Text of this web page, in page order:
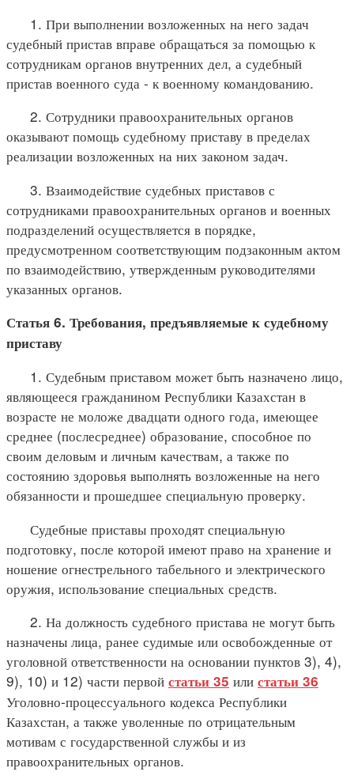
1. При выполнении возложенных на него задач
судебный пристав вправе обращаться за помощью к
сотрудникам органов внутренних дел, а судебный
пристав военного суда - к военному командованию.
2. Сотрудники правоохранительных органов
оказывают помощь судебному приставу в пределах
реализации возложенных на них законом задач.
3. Взаимодействие судебных приставов с
сотрудниками правоохранительных органов и военных
подразделений осуществляется в порядке,
предусмотренном соответствующим подзаконным актом
по взаимодействию, утвержденным руководителями
указанных органов.
Статья 6. Требования, предъявляемые к судебному
приставу
1. Судебным приставом может быть назначено лицо,
являющееся гражданином Республики Казахстан в
возрасте не моложе двадцати одного года, имеющее
среднее (послесреднее) образование, способное по
своим деловым и личным качествам, а также по
состоянию здоровья выполнять возложенные на него
обязанности и прошедшее специальную проверку.
Судебные приставы проходят специальную
подготовку, после которой имеют право на хранение и
ношение огнестрельного табельного и электрического
оружия, использование специальных средств.
2. На должность судебного пристава не могут быть
назначены лица, ранее судимые или освобожденные от
уголовной ответственности на основании пунктов 3), 4),
9), 10) и 12) части первой статьи 35 или статьи 36
Уголовно-процессуального кодекса Республики
Казахстан, а также уволенные по отрицательным
мотивам с государственной службы и из
правоохранительных органов.